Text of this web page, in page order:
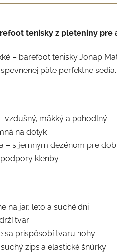
tenisky z pleteniny pre
– barefoot tenisky Jonap
päte perfektne sedia.
vzdušný, mäkký a pohodlný
na dotyk
– s jemným dezénom pre
podpory klenby
na jar, leto a suché dni
tvar
sa prispôsobí tvaru nohy
zips a elastické šnúrky